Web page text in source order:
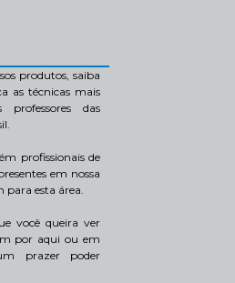
produtos, saiba
as técnicas mais
professores das
profissionais de
em nossa
para esta área.
você queira ver
por aqui ou em
prazer poder